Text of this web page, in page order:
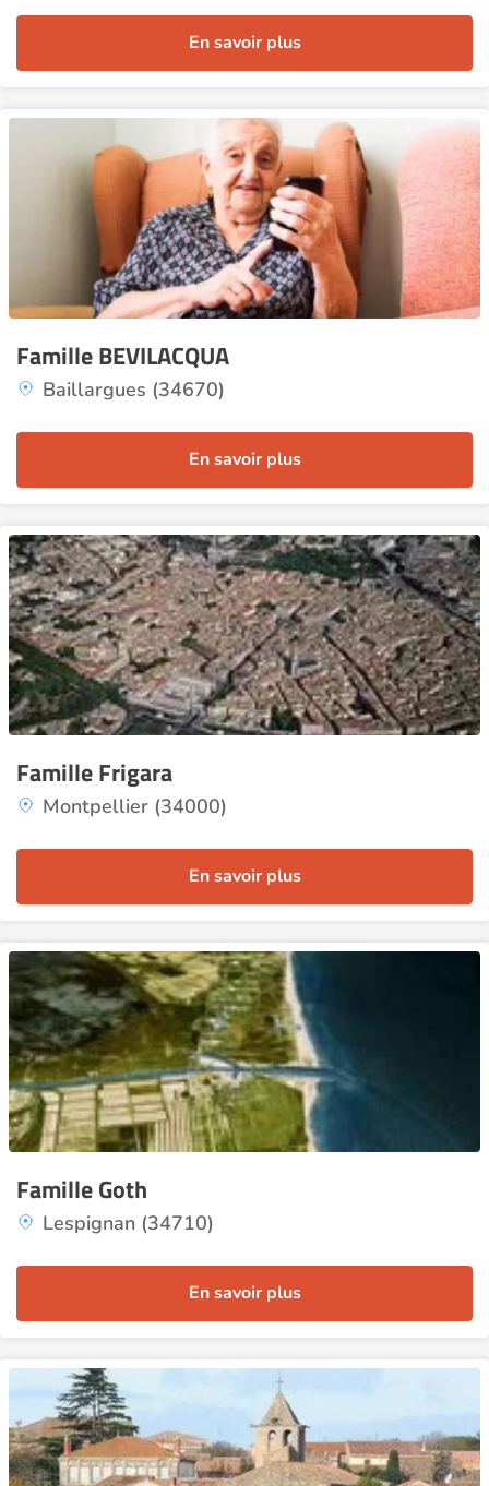
En savoir plus
Famille BEVILACQUA
Baillargues (34670)
En savoir plus
Famille Frigara
Montpellier (34000)
En savoir plus
Famille Goth
Lespignan (34710)
En savoir plus